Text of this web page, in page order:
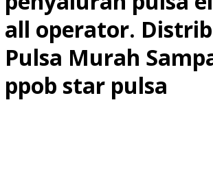
all operator.
Pulsa Murah
ppob star pulsa